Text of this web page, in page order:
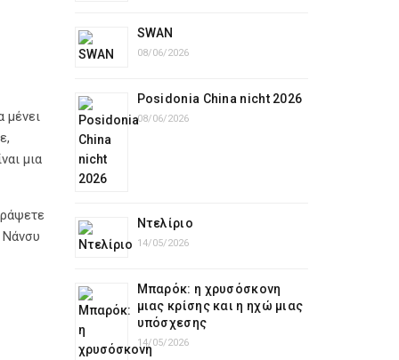
μένει
μια
Νάνσυ
SWAN
08/06/2026
Posidonia China nicht 2026
08/06/2026
Ντελίριο
14/05/2026
Μπαρόκ: η χρυσόσκονη
μιας κρίσης και η ηχώ μιας
υπόσχεσης
14/05/2026